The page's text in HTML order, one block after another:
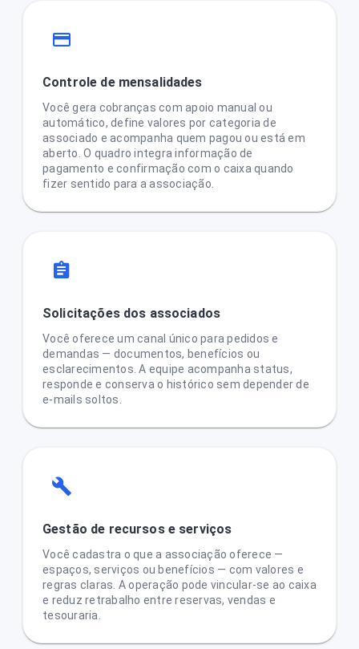
Controle de mensalidades
Você gera cobranças com apoio manual ou
automático, define valores por categoria de
associado e acompanha quem pagou ou está em
aberto. O quadro integra informação de
pagamento e confirmação com o caixa quando
fizer sentido para a associação.
Solicitações dos associados
Você oferece um canal único para pedidos e
demandas — documentos, benefícios ou
esclarecimentos. A equipe acompanha status,
responde e conserva o histórico sem depender de
e-mails soltos.
Gestão de recursos e serviços
Você cadastra o que a associação oferece —
espaços, serviços ou benefícios — com valores e
regras claras. A operação pode vincular-se ao caixa
e reduz retrabalho entre reservas, vendas e
tesouraria.